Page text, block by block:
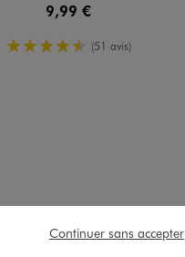
9,99 €
4.5/5 de moyenne
(51 avis)
23/07/2026 parOdile J.
Continuer sans accepter